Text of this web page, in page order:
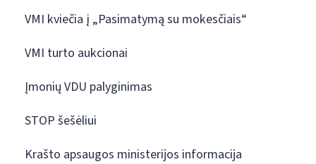
VMI kviečia į „Pasimatymą su mokesčiais“
VMI turto aukcionai
Įmonių VDU palyginimas
STOP šešėliui
Krašto apsaugos ministerijos informacija